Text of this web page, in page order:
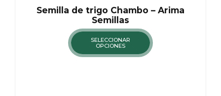
Semilla de trigo Chambo – Arima
Semillas
SELECCIONAR
OPCIONES